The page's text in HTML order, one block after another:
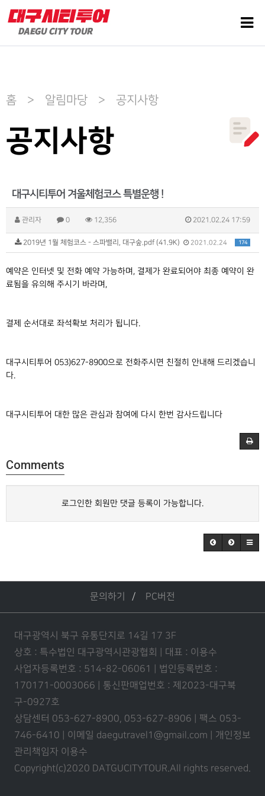
홈 > 알림마당 > 공지사항
공지사항
대구시티투어 겨울체험코스 특별운행 !
관리자 0 12,356 2021.02.24 17:59
174
2019년 1월 체험코스 - 스파밸리, 대구숲.pdf (41.9K) 2021.02.24
예약은 인터넷 및 전화 예약 가능하며, 결제가 완료되어야 최종 예약이 완
료됨을 유의해 주시기 바라며,
결제 순서대로 좌석확보 처리가 됩니다.
대구시티투어 053)627-8900으로 전화주시면 친절히 안내해 드리겠습니
다.
대구시티투어 대한 많은 관심과 참여에 다시 한번 감사드립니다
Comments
로그인한 회원만 댓글 등록이 가능합니다.
문의하기 PC버전
대구광역시 북구 유통단지로 14길 17 3F
상호 : 특수법인 대구광역시관광협회 | 대표 : 이용수
사업자등록번호 : 514-82-06061 | 법인등록번호 :
170171-0003066 | 통신판매업번호 : 제2023-대구북
구-0927호
상담센터 053-627-8900, 053-627-8906 | 팩스 053-
746-6410 | 이메일 daegutravel1@gmail.com | 개인정보
관리책임자 이용수
Copyright(c)2020 DATGUCITYTOUR.All rights reserved.